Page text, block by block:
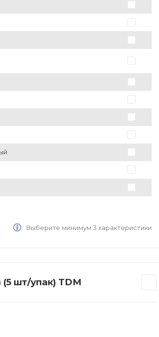
Выберите минимум 3 характеристики
шт/упак) TDM